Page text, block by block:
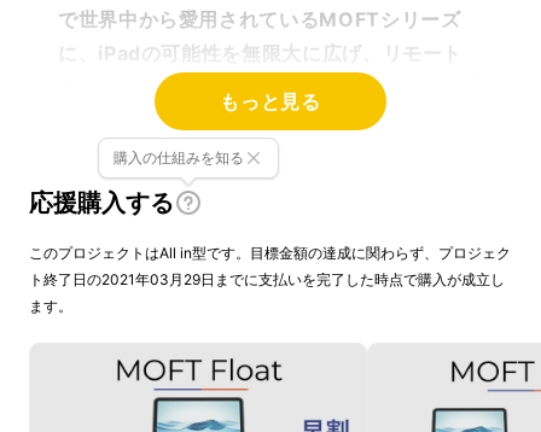
で世界中から愛用されているMOFTシリーズ
に、iPadの可能性を無限大に広げ、リモート
ワークをスマートワークへ進化させるシリーズ
最新のスタンドケース「MOFT Float（モフト
フロート）」が誕生！
もっと見る
応援購入する
購入の仕組みを知る
このプロジェクトはAll in型です。目標金額の達成に関わらず、プロジェク
ト終了日の2021年03月29日までに支払いを完了した時点で購入が成立し
ます。